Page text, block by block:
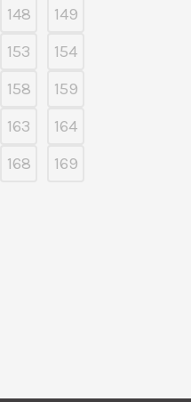
148
149
153
154
158
159
163
164
168
169